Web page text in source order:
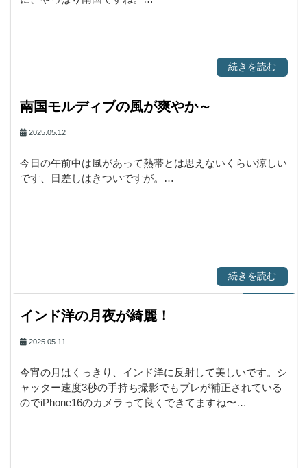
続きを読む
南国モルディブの風が爽やか～
2025.05.12
今日の午前中は風があって熱帯とは思えないくらい涼しい
です、日差しはきついですが。…
続きを読む
インド洋の月夜が綺麗！
2025.05.11
今宵の月はくっきり、インド洋に反射して美しいです。シ
ャッター速度3秒の手持ち撮影でもブレが補正されている
のでiPhone16のカメラって良くできてますね〜…